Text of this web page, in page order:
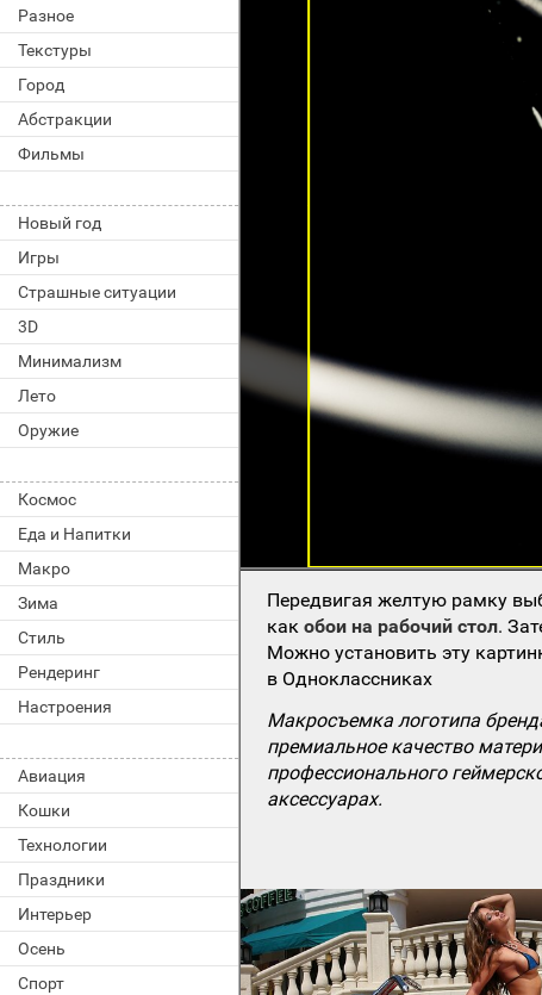
Разное
Текстуры
Город
Абстракции
Фильмы
Новый год
Игры
Страшные ситуации
3D
Минимализм
Лето
Оружие
Космос
Еда и Напитки
Макро
Зима
Стиль
Рендеринг
Настроения
Авиация
Кошки
Технологии
Праздники
Интерьер
Осень
Спорт
Передвигая желтую рамку
какобои на рабочий стол.
Можно установить эту
в Одноклассниках
Макросъемка логотипа
премиальное качество
профессионального
аксессуарах.